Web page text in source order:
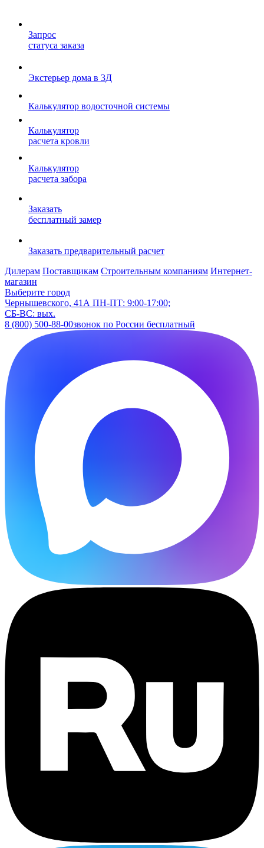
Запрос
статуса заказа
Экстерьер дома в 3Д
Калькулятор водосточной системы
Калькулятор
расчета кровли
Калькулятор
расчета забора
Заказать
бесплатный замер
Заказать предварительный расчет
Дилерам Поставщикам Строительным компаниям Интернет-
магазин
Выберите город
Чернышевского, 41А ПН-ПТ: 9:00-17:00;
СБ-ВС: вых.
8 (800) 500-88-00звонок по России бесплатный